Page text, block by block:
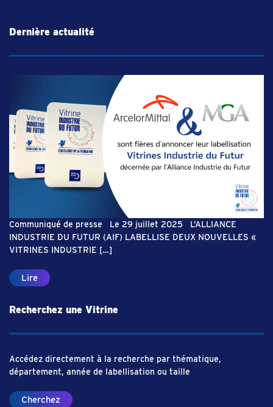
Dernière actualité
Communiqué de presse Le 29 juillet 2025 L’ALLIANCE
INDUSTRIE DU FUTUR (AIF) LABELLISE DEUX NOUVELLES «
VITRINES INDUSTRIE […]
Lire
Recherchez une Vitrine
Accédez directement à la recherche par thématique,
département, année de labellisation ou taille
Cherchez